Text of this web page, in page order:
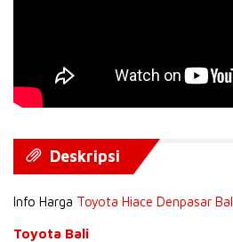
Deskripsi
Info Harga Toyota Hiace Denpasar
Toyota Bali